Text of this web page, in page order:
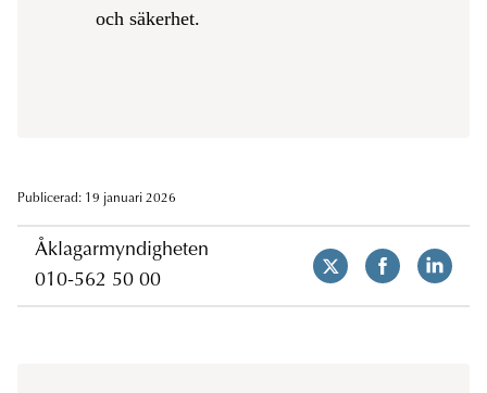
och säkerhet.
Publicerad: 19 januari 2026
Åklagarmyndigheten
010-562 50 00